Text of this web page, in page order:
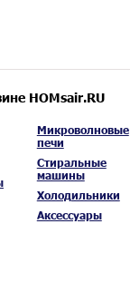
HOMsair.RU
Микроволновые
печи
Стиральные
машины
Холодильники
Аксессуары